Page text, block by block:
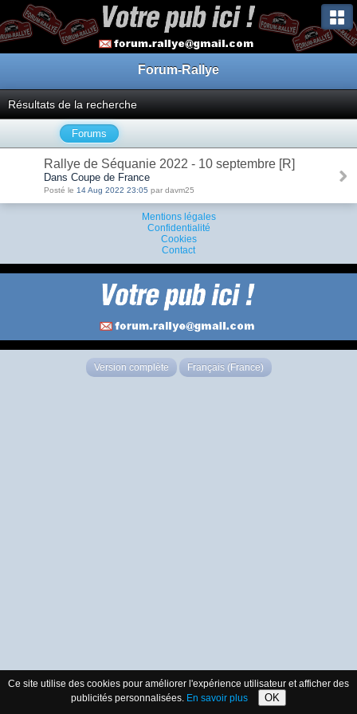
Forum-Rallye
Résultats de la recherche
Forums
Rallye de Séquanie 2022 - 10 septembre [R]
Dans Coupe de France
Posté le 14 Aug 2022 23:05 par davm25
Mentions légales
Confidentialité
Cookies
Contact
Version complète Français (France)
Ce site utilise des cookies pour améliorer l'expérience utilisateur et afficher des
publicités personnalisées. En savoir plus OK